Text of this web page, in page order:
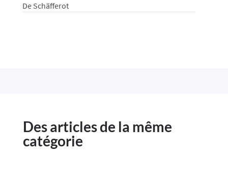
De Schäfferot
Des articles de la même
catégorie